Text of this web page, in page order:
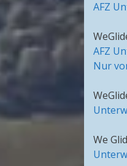
AFZ
AFZ
Nur
We